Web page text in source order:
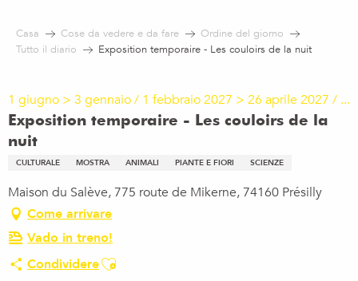
contenu
Casa Cose da vedere e da fare
Ordine del giorno
Tutto il diario
Exposition temporaire - Les couloirs de la nuit
1 giugno > 3 gennaio / 1 febbraio 2027 > 26 aprile 2027 / ...
Exposition temporaire - Les couloirs de la
nuit
CULTURALE MOSTRA ANIMALI PIANTE E FIORI SCIENZE
Maison du Salève, 775 route de Mikerne, 74160 Présilly
Come arrivare
Vado in treno!
CondividereAjouter aux favoris